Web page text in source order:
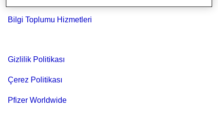
Bilgi Toplumu Hizmetleri
Gizlilik Politikası
Çerez Politikası
Pfizer Worldwide